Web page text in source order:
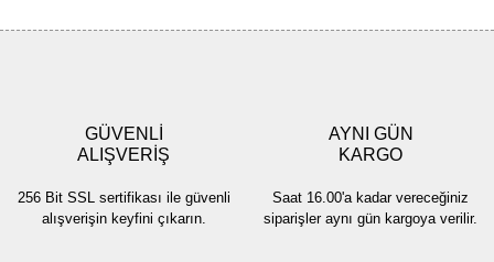
GÜVENLİ
ALIŞVERİŞ
256 Bit SSL sertifikası ile güvenli
alışverişin keyfini çıkarın.
AYNI GÜN
KARGO
Saat 16.00'a kadar vereceğiniz
siparişler aynı gün kargoya verilir.